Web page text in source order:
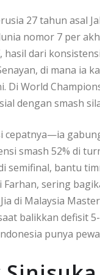
27 tahun asal
nomor 7 per
hasil dari
di mana ia
Di World
dengan smash
cepatnya—ia
smash 52% di
semifinal, bantu
sering
di Malaysia
balikkan defisit
punya